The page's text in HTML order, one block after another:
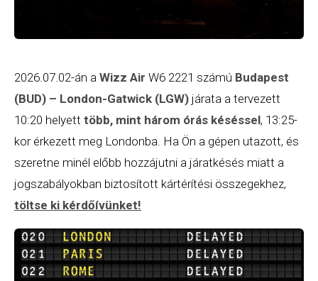
2026.07.02-án a Wizz Air W6 2221 számú Budapest
(BUD) – London-Gatwick (LGW) járata a tervezett
10:20 helyett több, mint három órás késéssel, 13:25-
kor érkezett meg Londonba. Ha Ön a gépen utazott, és
szeretne minél előbb hozzájutni a járatkésés miatt a
jogszabályokban biztosított kártérítési összegekhez,
töltse ki kérdőívünket!